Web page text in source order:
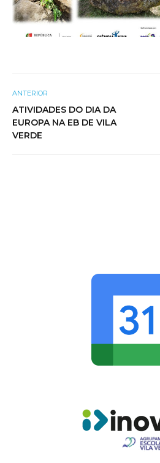
ANTERIOR
ATIVIDADES DO DIA DA
EUROPA NA EB DE VILA
VERDE